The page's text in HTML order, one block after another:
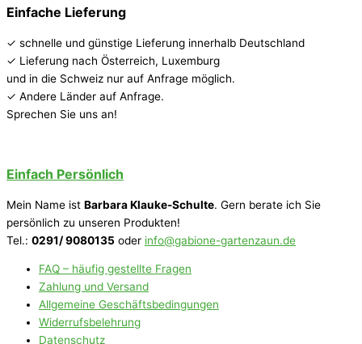
Einfache Lieferung
✓ schnelle und günstige Lieferung innerhalb Deutschland
✓ Lieferung nach Österreich, Luxemburg
und in die Schweiz nur auf Anfrage möglich.
✓ Andere Länder auf Anfrage.
Sprechen Sie uns an!
Einfach Persönlich
Mein Name ist Barbara Klauke-Schulte. Gern berate ich Sie
persönlich zu unseren Produkten!
Tel.: 0291/ 9080135 oder info@gabione-gartenzaun.de
FAQ – häufig gestellte Fragen
Zahlung und Versand
Allgemeine Geschäftsbedingungen
Widerrufsbelehrung
Datenschutz